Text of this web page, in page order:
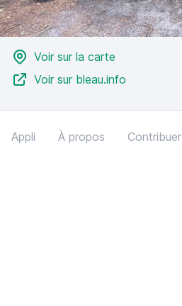
Voir sur la carte
Voir sur bleau.info
Appli À propos Contribuer